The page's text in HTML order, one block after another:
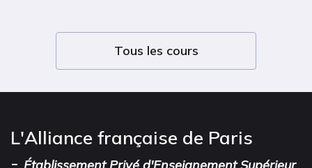
Tous les cours
L'Alliance française de Paris
-